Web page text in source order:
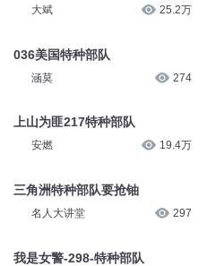
大斌 25.2万
036美国特种部队
涵莫 274
上山为匪217特种部队
安燃 19.4万
三角洲特种部队要抢铀
名人大讲堂 297
我是女警-298-特种部队